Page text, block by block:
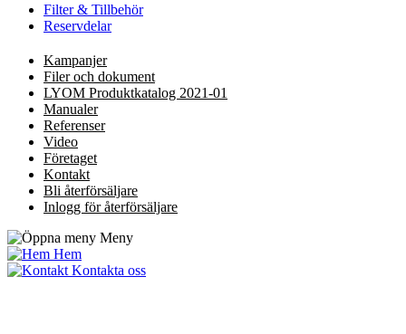
Filter & Tillbehör
Reservdelar
Kampanjer
Filer och dokument
LYOM Produktkatalog 2021-01
Manualer
Referenser
Video
Företaget
Kontakt
Bli återförsäljare
Inlogg för återförsäljare
Meny
Hem
Kontakta oss